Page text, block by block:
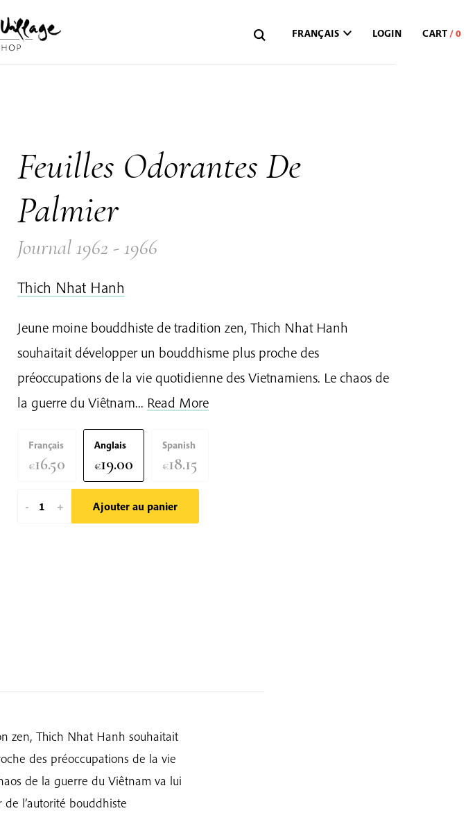
FRANÇAIS LOGIN
Feuilles Odorantes De
Palmier
Journal 1962 - 1966
Thich Nhat Hanh
Jeune moine bouddhiste de tradition zen, Thich Nhat Hanh
souhaitait développer un bouddhisme plus proche des
préoccupations de la vie quotidienne des Vietnamiens. Le chaos de
la guerre du Viêtnam... Read More
Français
€16.50
Anglais
€19.00
Spanish
€18.15
-
quantité+ Ajouter au panier
zen, Thich Nhat Hanh souhaitait
des préoccupations de la vie
de la guerre du Viêtnam va lui
l’autorité bouddhiste